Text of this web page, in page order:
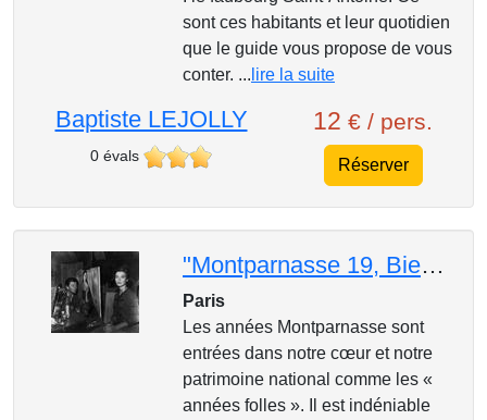
sont ces habitants et leur quotidien
que le guide vous propose de vous
conter. ... lire la suite
Baptiste LEJOLLY
0 évals
12 € / pers.
Réserver
"Montparnasse 19, Bienvenue" – Les années folles !
Paris
Les années Montparnasse sont
entrées dans notre cœur et notre
patrimoine national comme les «
années folles ». Il est indéniable